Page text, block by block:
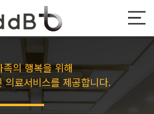
족의 행복을 위해
의료서비스를 제공합니다.